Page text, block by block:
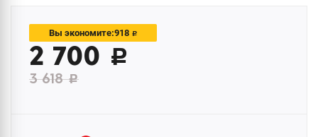
Вы экономите:918 c
2 700 c
3 618c